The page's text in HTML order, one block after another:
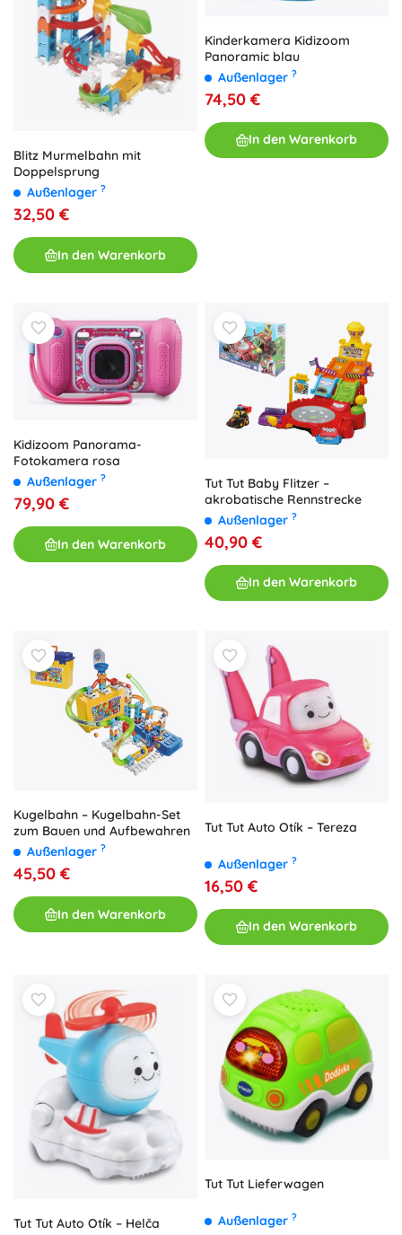
Blitz Murmelbahn mit
Doppelsprung
Außenlager ?
32,50 €
In den Warenkorb
Kinderkamera Kidizoom
Panoramic blau
Außenlager ?
74,50 €
In den Warenkorb
Kidizoom Panorama-
Fotokamera rosa
Außenlager ?
79,90 €
In den Warenkorb
Tut Tut Baby Flitzer –
akrobatische Rennstrecke
Außenlager ?
40,90 €
In den Warenkorb
Kugelbahn – Kugelbahn-Set
zum Bauen und Aufbewahren
Außenlager ?
45,50 €
In den Warenkorb
Tut Tut Auto Otík – Tereza
Außenlager ?
16,50 €
In den Warenkorb
Tut Tut Auto Otík – Helča
Tut Tut Lieferwagen
Außenlager ?